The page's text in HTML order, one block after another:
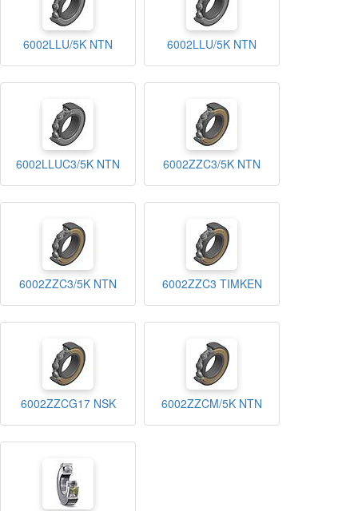
6002LLU/5K NTN 6002LLU/5K NTN
6002LLUC3/5K NTN 6002ZZC3/5K NTN
6002ZZC3/5K NTN 6002ZZC3 TIMKEN
6002ZZCG17 NSK 6002ZZCM/5K NTN